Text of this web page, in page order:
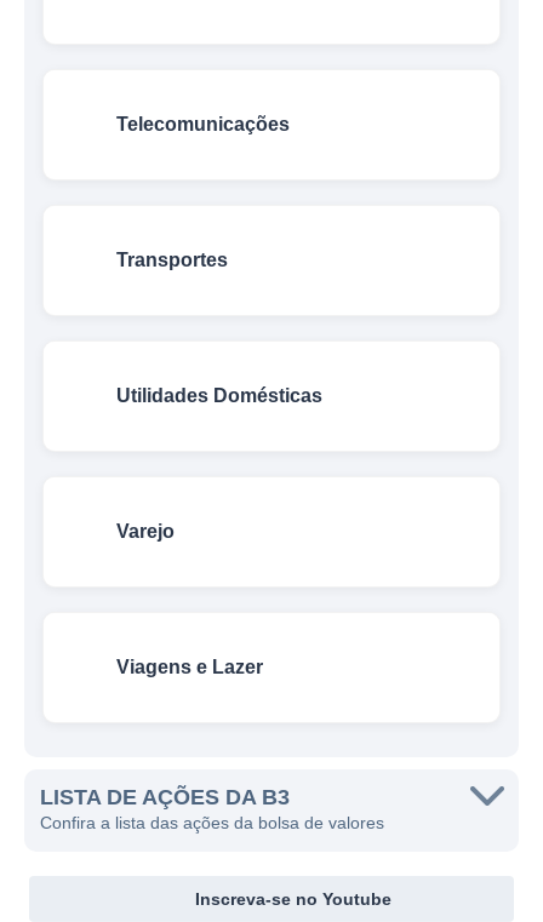
Telecomunicações
Transportes
Utilidades Domésticas
Varejo
Viagens e Lazer
LISTA DE AÇÕES DA B3
Confira a lista das ações da bolsa de valores
Inscreva-se no Youtube